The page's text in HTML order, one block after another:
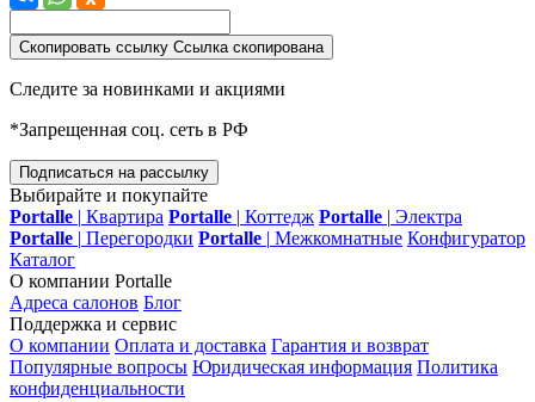
Скопировать ссылку Ссылка скопирована
Следите за новинками и акциями
*Запрещенная соц. сеть в РФ
Подписаться на рассылку
Выбирайте и покупайте
Portalle | Квартира Portalle | Коттедж Portalle | Электра
Portalle | Перегородки Portalle | Межкомнатные Конфигуратор
Каталог
О компании Portalle
Адреса салонов Блог
Поддержка и сервис
О компании Оплата и доставка Гарантия и возврат
Популярные вопросы Юридическая информация Политика
конфиденциальности